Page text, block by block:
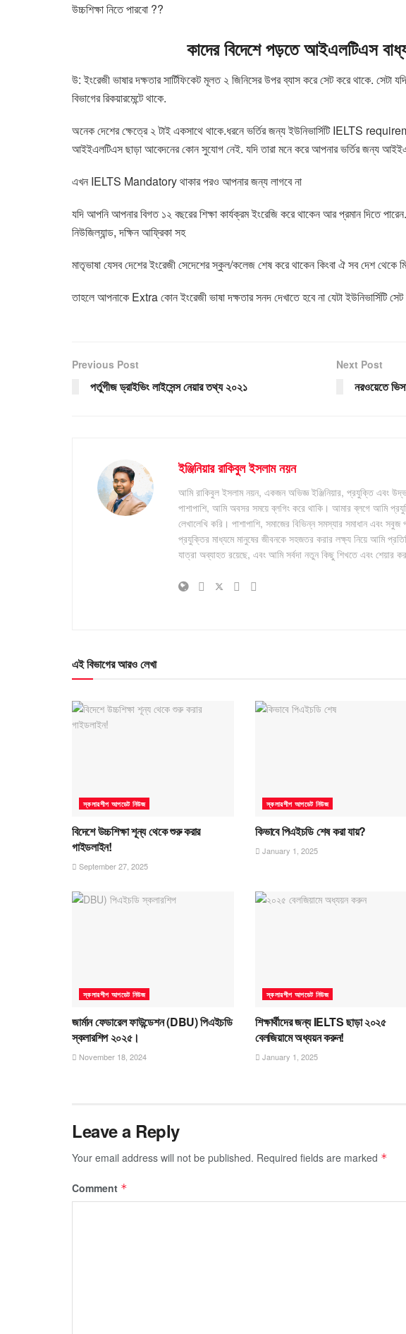
উচ্চশিক্ষা নিতে পারবো ??
কাদের বিদেশে পড়তে আইএলটিএস
উ:ইংরেজী ভাষার দক্ষতার সার্টিফিকেট মূলত ২ জিনিসের উপর ব্যাস করে সেট করে থাকে. সেটা
বিভাগের রিকয়ারমেন্টে থাকে.
অনেক দেশের ক্ষেত্রে ২ টাই একসাথে থাকে.ধরনে ভর্তির জন্য ইউনিভার্সিটিIELTS
আইইএলটিএস ছাড়া আবেদনের কোন সুযোগ নেই. যদি তারা মনে করে আপনার ভর্তির জন্য
এখন IELTS Mandatoryথাকার পরও আপনার জন্য লাগবে না
যদি আপনিআপনার বিগত ১২ বছরের শিক্ষা কার্যক্রম ইংরেজি করে থাকেন আর প্রমান দিতে পারেন.
নিউজিল্যান্ড,দক্ষিন আফ্রিকা সহ
মাতৃভাষা যেসব দেশের ইংরেজী সেদেশের স্কুল/কলেজ শেষ করে থাকেন কিংবা ঐ সব দেশ থেকে
তাহলে আপনাকে Extraকোন ইংরেজী ভাষা দক্ষতার সনদ দেখাতে হবে না যেটা ইউনিভার্সিটি
Previous Post
পর্তুগীজ ড্রাইভিং লাইসেন্স নেয়ার তথ্য ২০২১
Next Post
নরওয়েতে
ইঞ্জিনিয়ার রাকিবুল ইসলাম নয়ন
আমি রাকিবুল ইসলাম নয়ন, একজন অভিজ্ঞ ইঞ্জিনিয়ার, প্রযুক্তি এবং
পাশাপাশি, আমি অবসর সময়ে ব্লগিং করে থাকি। আমার ব্লগে আমি
লেখালেখি করি। পাশাপাশি, সমাজের বিভিন্ন সমস্যার সমাধান এবং
প্রযুক্তির মাধ্যমে মানুষের জীবনকে সহজতর করার লক্ষ্য নিয়ে আমি
যাত্রা অব্যাহত রয়েছে, এবং আমি সর্বদা নতুন কিছু শিখতে এবং শেয়ার
এই বিভাগের আরও লেখা
স্কলারশীপ আপডেট নিউজ
বিদেশে উচ্চশিক্ষা শূন্য থেকে শুরু করার
গাইডলাইন!
September 27, 2025
স্কলারশীপ আপডেট নিউজ
কিভাবে পিএইচডি শেষ করা যায়?
January 1, 2025
স্কলারশীপ আপডেট নিউজ
জার্মান ফেডারেল ফাউন্ডেশন (DBU) পিএইচডি
স্কলারশিপ ২০২৫।
November 18, 2024
স্কলারশীপ আপডেট নিউজ
শিক্ষার্থীদের জন্য IELTS ছাড়া ২০২৫
বেলজিয়ামে অধ্যয়ন করুন!
January 1, 2025
Leave a Reply
Your email address will not be published. Required fields are marked *
Comment *